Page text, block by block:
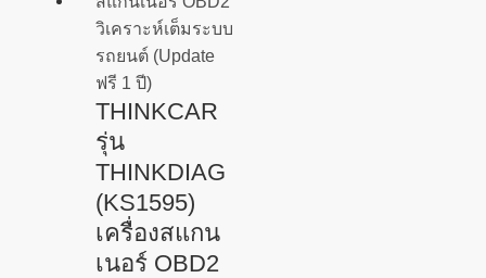
THINKCAR
รุ่น
THINKDIAG
(KS1595)
เครื่องสแกน
เนอร์ OBD2